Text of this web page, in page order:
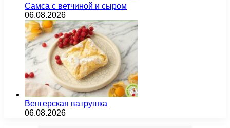
Самса с ветчиной и сыром
06.08.2026
Венгерская ватрушка
06.08.2026